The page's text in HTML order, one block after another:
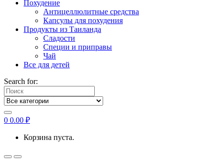
Похудение
Антицеллюлитные средства
Капсулы для похудения
Продукты из Таиланда
Сладости
Специи и приправы
Чай
Все для детей
Search for:
0 0.00 ₽
Корзина пуста.